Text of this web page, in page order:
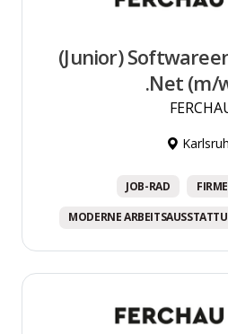
(Junior)
.Net (m/
JOB-RAD
MODERNE